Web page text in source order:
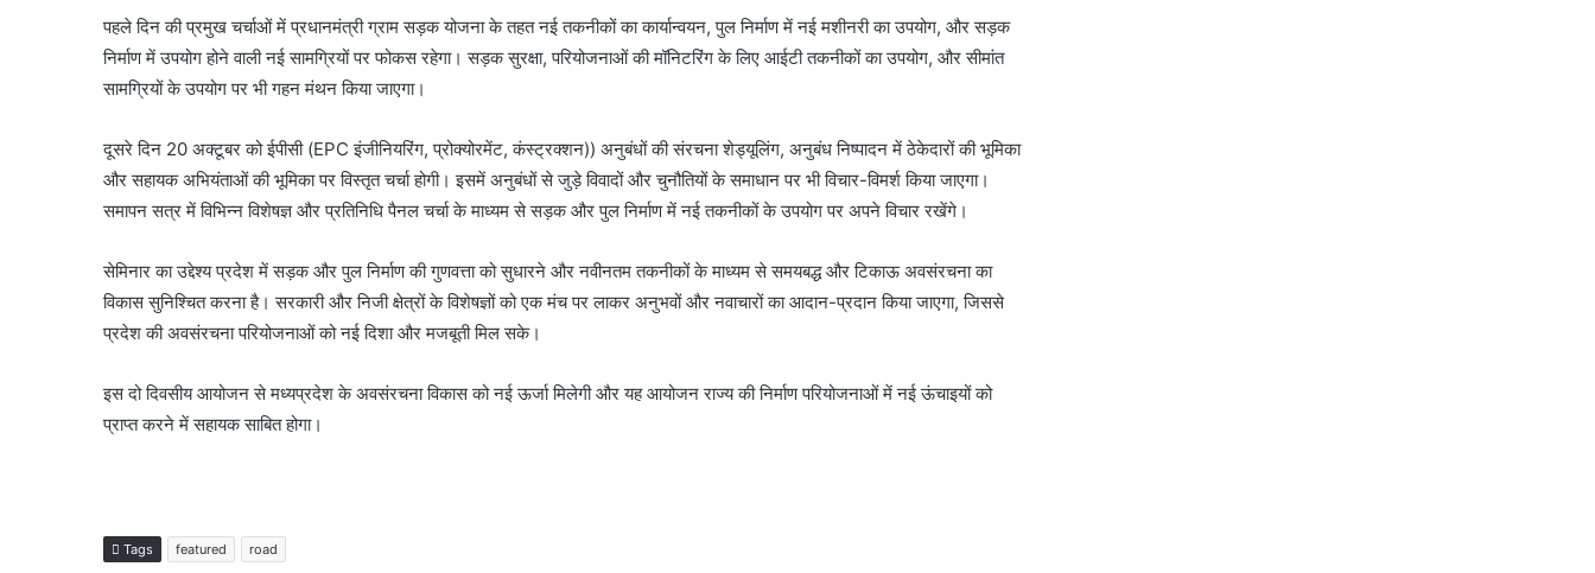
पहले दिन की प्रमुख चर्चाओं में प्रधानमंत्री ग्राम सड़क योजना के तहत नई तकनीकों का कार्यान्वयन, पुल निर्माण में नई मशीनरी का उपयोग, और सड़क
निर्माण में उपयोग होने वाली नई सामग्रियों पर फोकस रहेगा। सड़क सुरक्षा, परियोजनाओं की मॉनिटरिंग के लिए आईटी तकनीकों का उपयोग, और सीमांत
सामग्रियों के उपयोग पर भी गहन मंथन किया जाएगा।
दूसरे दिन 20 अक्टूबर को ईपीसी (EPC इंजीनियरिंग, प्रोक्योरमेंट, कंस्ट्रक्शन)) अनुबंधों की संरचना शेड्यूलिंग, अनुबंध निष्पादन में ठेकेदारों की भूमिका
और सहायक अभियंताओं की भूमिका पर विस्तृत चर्चा होगी। इसमें अनुबंधों से जुड़े विवादों और चुनौतियों के समाधान पर भी विचार-विमर्श किया जाएगा।
समापन सत्र में विभिन्न विशेषज्ञ और प्रतिनिधि पैनल चर्चा के माध्यम से सड़क और पुल निर्माण में नई तकनीकों के उपयोग पर अपने विचार रखेंगे।
सेमिनार का उद्देश्य प्रदेश में सड़क और पुल निर्माण की गुणवत्ता को सुधारने और नवीनतम तकनीकों के माध्यम से समयबद्ध और टिकाऊ अवसंरचना का
विकास सुनिश्चित करना है। सरकारी और निजी क्षेत्रों के विशेषज्ञों को एक मंच पर लाकर अनुभवों और नवाचारों का आदान-प्रदान किया जाएगा, जिससे
प्रदेश की अवसंरचना परियोजनाओं को नई दिशा और मजबूती मिल सके।
इस दो दिवसीय आयोजन से मध्यप्रदेश के अवसंरचना विकास को नई ऊर्जा मिलेगी और यह आयोजन राज्य की निर्माण परियोजनाओं में नई ऊंचाइयों को
प्राप्त करने में सहायक साबित होगा।
Tags featured road